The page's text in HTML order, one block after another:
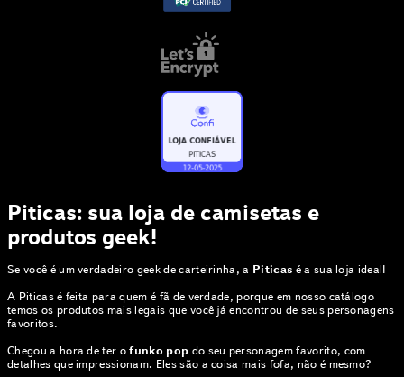
Piticas: sua loja de camisetas e
produtos geek!
Se você é um verdadeiro geek de carteirinha, a Piticas é a sua loja ideal!
A Piticas é feita para quem é fã de verdade, porque em nosso catálogo
temos os produtos mais legais que você já encontrou de seus personagens
favoritos.
Chegou a hora de ter ofunko pop do seu personagem favorito, com
detalhes que impressionam. Eles são a coisa mais fofa, não é mesmo?